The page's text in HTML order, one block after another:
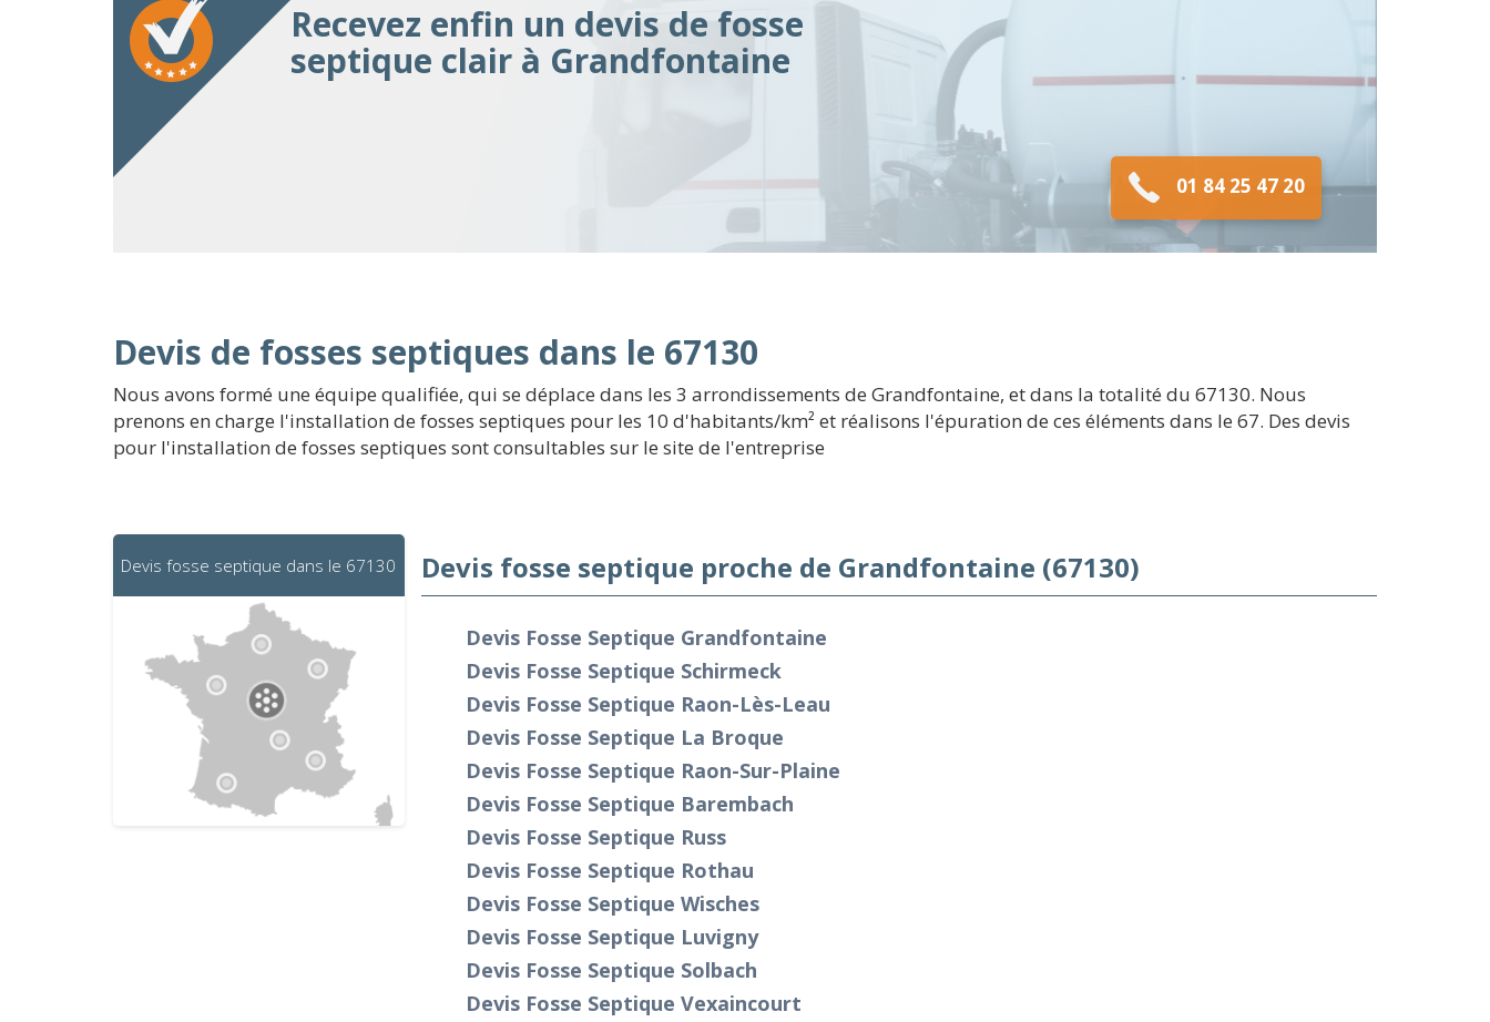
Recevez enfin un devis de fosse
septique clair à Grandfontaine
01 84 25 47 20
Devis de fosses septiques dans le 67130
Nous avons formé une équipe qualifiée, qui se déplace dans les 3 arrondissements de Grandfontaine, et dans la totalité du 67130. Nous
prenons en charge l'installation de fosses septiques pour les 10 d'habitants/km² et réalisons l'épuration de ces éléments dans le 67. Des devis
pour l'installation de fosses septiques sont consultables sur le site de l'entreprise
Devis fosse septique dans le 67130 Devis fosse septique proche de Grandfontaine (67130)
Devis Fosse Septique Grandfontaine
Devis Fosse Septique Schirmeck
Devis Fosse Septique Raon-Lès-Leau
Devis Fosse Septique La Broque
Devis Fosse Septique Raon-Sur-Plaine
Devis Fosse Septique Barembach
Devis Fosse Septique Russ
Devis Fosse Septique Rothau
Devis Fosse Septique Wisches
Devis Fosse Septique Luvigny
Devis Fosse Septique Solbach
Devis Fosse Septique Vexaincourt